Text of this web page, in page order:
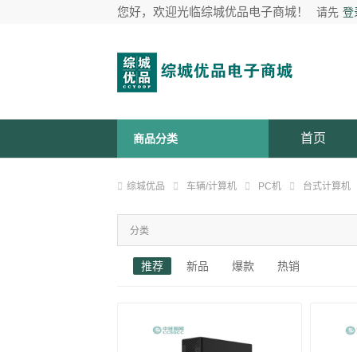
您好，欢迎光临综城优品电子商城！ 请先 登
商品分类 首页
综城优品 车辆/计算机 PC机 台式计算机
分类
推荐 新品 爆款 热销